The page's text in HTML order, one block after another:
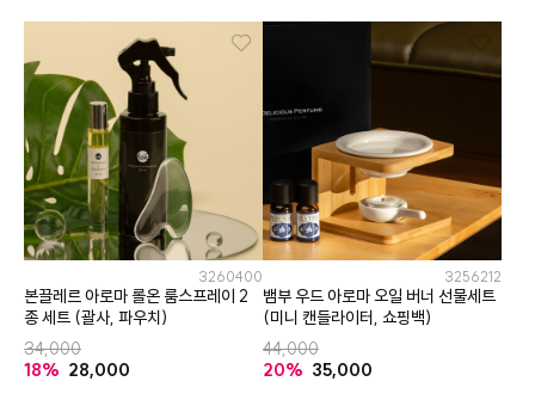
3260400
본끌레르 아로마 롤온 룸스프레이 2
종 세트 (괄사, 파우치)
34,000
18% 28,000
3256212
뱀부 우드 아로마 오일 버너 선물세트
(미니 캔들라이터, 쇼핑백)
44,000
20% 35,000